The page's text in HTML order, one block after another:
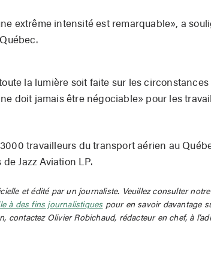
extrême intensité est remarquable», a
la lumière soit faite sur les circonstances
doit jamais être négociable» pour les
travailleurs du transport aérien au
Jazz Aviation LP.
et édité par un journaliste. Veuillez consulter notre
à des fins journalistiquespour en savoir davantage
contactez Olivier Robichaud, rédacteur en chef, à